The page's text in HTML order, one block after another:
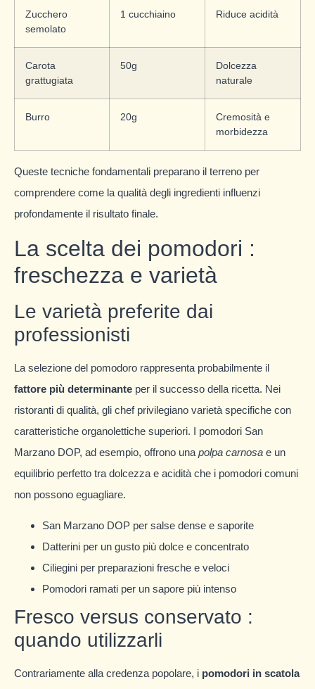
Zucchero
semolato
1 cucchiaino Riduce acidità
Carota
grattugiata
50g
Dolcezza
naturale
Burro 20g
Cremosità e
morbidezza
Queste tecniche fondamentali preparano il terreno per
comprendere come la qualità degli ingredienti influenzi
profondamente il risultato finale.
La scelta dei pomodori :
freschezza e varietà
Le varietà preferite dai
professionisti
La selezione del pomodoro rappresenta probabilmente il
fattore più determinante per il successo della ricetta. Nei
ristoranti di qualità, gli chef privilegiano varietà specifiche con
caratteristiche organolettiche superiori. I pomodori San
Marzano DOP, ad esempio, offrono una polpa carnosa e un
equilibrio perfetto tra dolcezza e acidità che i pomodori comuni
non possono eguagliare.
San Marzano DOP per salse dense e saporite
Datterini per un gusto più dolce e concentrato
Ciliegini per preparazioni fresche e veloci
Pomodori ramati per un sapore più intenso
Fresco versus conservato :
quando utilizzarli
Contrariamente alla credenza popolare, i pomodori in scatola